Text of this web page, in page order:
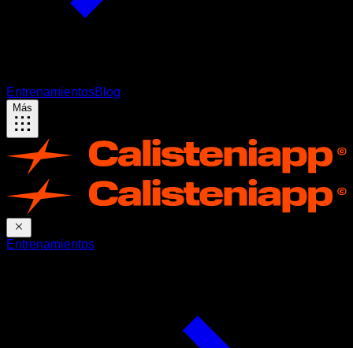
EntrenamientosBlog
Más
Entrenamientos